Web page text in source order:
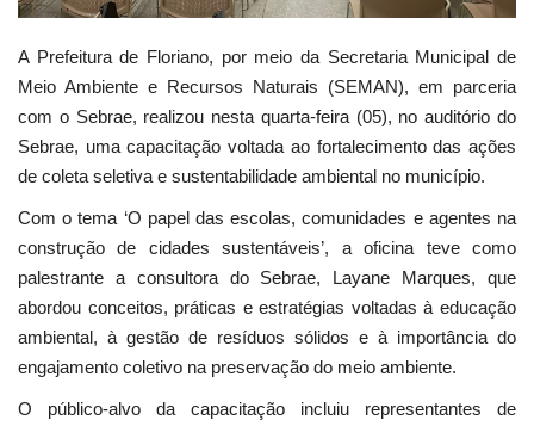
A Prefeitura de Floriano, por meio da Secretaria Municipal de
Meio Ambiente e Recursos Naturais (SEMAN), em parceria
com o Sebrae, realizou nesta quarta-feira (05), no auditório do
Sebrae, uma capacitação voltada ao fortalecimento das ações
de coleta seletiva e sustentabilidade ambiental no município.
Com o tema ‘O papel das escolas, comunidades e agentes na
construção de cidades sustentáveis’, a oficina teve como
palestrante a consultora do Sebrae, Layane Marques, que
abordou conceitos, práticas e estratégias voltadas à educação
ambiental, à gestão de resíduos sólidos e à importância do
engajamento coletivo na preservação do meio ambiente.
O público-alvo da capacitação incluiu representantes de